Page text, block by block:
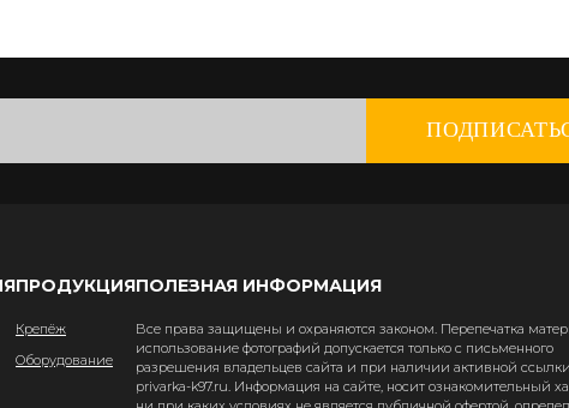
ПРОДУКЦИЯ
Крепёж
Оборудование
ПОЛЕЗНАЯ ИНФОРМАЦИЯ
Все права защищены и охраняются законом. Перепечатка
использование фотографий допускается только с письменного
разрешения владельцев сайта и при наличии активной
privarka-k97.ru. Информация на сайте, носит ознакомительный